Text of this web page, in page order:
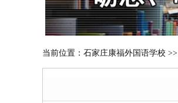
当前位置： 石家庄康福外国语学校 >>